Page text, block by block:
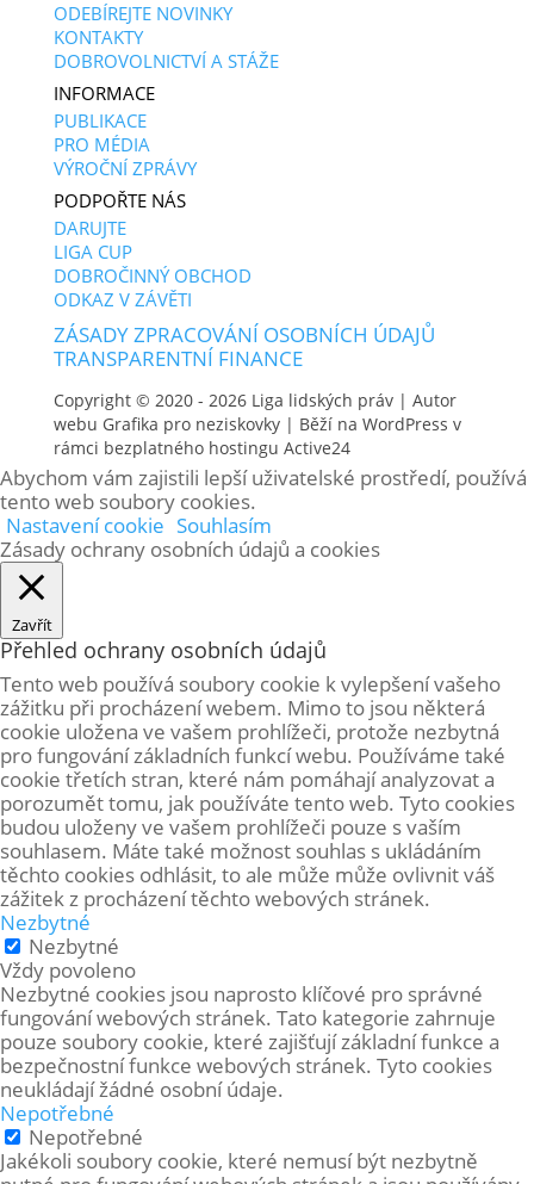
ODEBÍREJTE NOVINKY
KONTAKTY
DOBROVOLNICTVÍ A STÁŽE
INFORMACE
PUBLIKACE
PRO MÉDIA
VÝROČNÍ ZPRÁVY
PODPOŘTE NÁS
DARUJTE
LIGA CUP
DOBROČINNÝ OBCHOD
ODKAZ V ZÁVĚTI
ZÁSADY ZPRACOVÁNÍ OSOBNÍCH ÚDAJŮ
TRANSPARENTNÍ FINANCE
Copyright © 2020 - 2026 Liga lidských práv| Autor
webu Grafika pro neziskovky| Běží na WordPress v
rámci bezplatného hostingu Active24
Abychom vám zajistili lepší uživatelské prostředí, používá
tento web soubory cookies.
Nastavení cookie Souhlasím
Zásady ochrany osobních údajů a cookies
Zavřít
Přehled ochrany osobních údajů
Tento web používá soubory cookie k vylepšení vašeho
zážitku při procházení webem. Mimo to jsou některá
cookie uložena ve vašem prohlížeči, protože nezbytná
pro fungování základních funkcí webu. Používáme také
cookie třetích stran, které nám pomáhají analyzovat a
porozumět tomu, jak používáte tento web. Tyto cookies
budou uloženy ve vašem prohlížeči pouze s vaším
souhlasem. Máte také možnost souhlas s ukládáním
těchto cookies odhlásit, to ale může může ovlivnit váš
zážitek z procházení těchto webových stránek.
Nezbytné
Nezbytné
Vždy povoleno
Nezbytné cookies jsou naprosto klíčové pro správné
fungování webových stránek. Tato kategorie zahrnuje
pouze soubory cookie, které zajišťují základní funkce a
bezpečnostní funkce webových stránek. Tyto cookies
neukládají žádné osobní údaje.
Nepotřebné
Nepotřebné
Jakékoli soubory cookie, které nemusí být nezbytně